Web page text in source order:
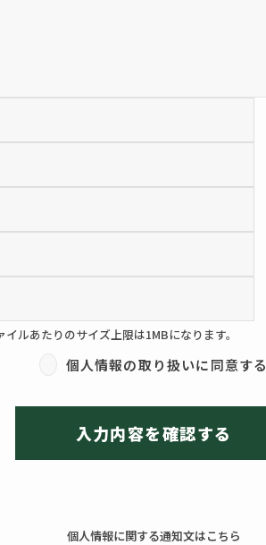
ルあたりのサイズ上限は1MBになります。
個人情報の取り扱いに同意する
入力内容を確認する
個人情報に関する通知文はこちら